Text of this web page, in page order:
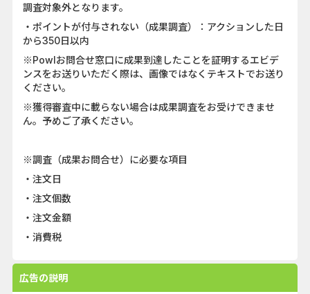
調査対象外となります。
・ポイントが付与されない（成果調査）：アクションした日
から350日以内
※Powlお問合せ窓口に成果到達したことを証明するエビデ
ンスをお送りいただく際は、画像ではなくテキストでお送り
ください。
※獲得審査中に載らない場合は成果調査をお受けできませ
ん。予めご了承ください。
※調査（成果お問合せ）に必要な項目
・注文日
・注文個数
・注文金額
・消費税
広告の説明